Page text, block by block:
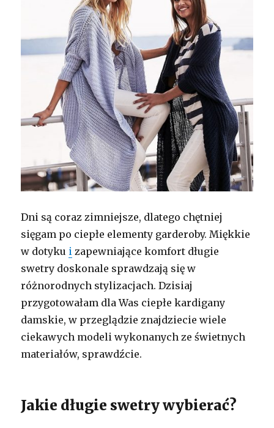
Dni są coraz zimniejsze, dlatego chętniej
sięgam po ciepłe elementy garderoby. Miękkie
w dotyku i zapewniające komfort długie
swetry doskonale sprawdzają się w
różnorodnych stylizacjach. Dzisiaj
przygotowałam dla Was ciepłe kardigany
damskie, w przeglądzie znajdziecie wiele
ciekawych modeli wykonanych ze świetnych
materiałów, sprawdźcie.
Jakie długie swetry wybierać?